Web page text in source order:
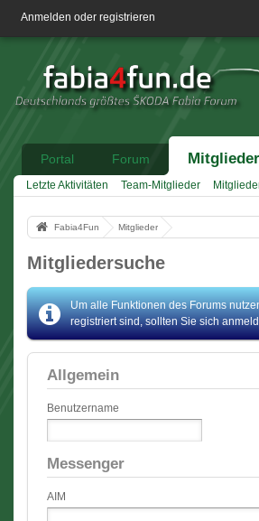
Anmelden oder registrieren
Portal Forum Mitglieder
Letzte Aktivitäten Team-Mitglieder
Fabia4Fun Mitglieder
Mitgliedersuche
Um alle Funktionen des Forums
registriert sind, sollten Sie sich
Allgemein
Benutzername
Messenger
AIM